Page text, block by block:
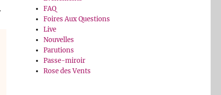
FAQ
Foires Aux Questions
Live
Nouvelles
Parutions
Passe-miroir
Rose des Vents